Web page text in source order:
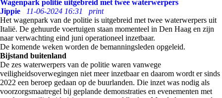
Wagenpark politie uitgebreid met twee waterwerpers
Jippie
11-06-2024 16:31
print
Het wagenpark van de politie is uitgebreid met twee waterwerpers uit
Italië. De gehuurde voertuigen staan momenteel in Den Haag en zijn
naar verwachting eind juni operationeel inzetbaar.
De komende weken worden de bemanningsleden opgeleid.
Bijstand buitenland
De zes waterwerpers van de politie waren vanwege
veiligheidsoverwegingen niet meer inzetbaar en daarom wordt er sinds
2022 een beroep gedaan op de buurlanden. Die inzet was nodig als
voorzorgsmaatregel bij geplande demonstraties en evenementen met